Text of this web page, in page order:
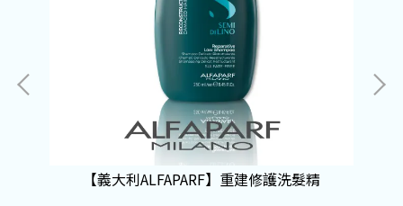
【義大利ALFAPARF】重建修護洗髮精